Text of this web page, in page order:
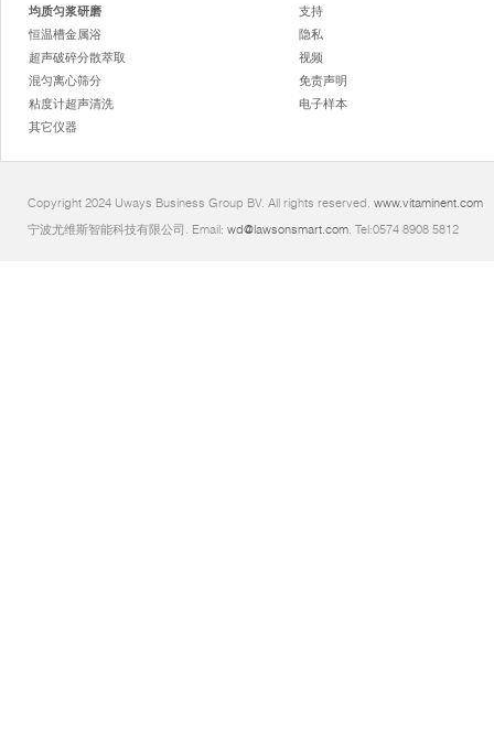
均质匀浆研磨
恒温槽金属浴
超声破碎分散萃取
混匀离心筛分
粘度计超声清洗
其它仪器
支持
隐私
视频
免责声明
电子样本
Copyright 2024 Uways Business Group BV. All rights reserved. www.vitaminent.com
宁波尤维斯智能科技有限公司. Email: wd@lawsonsmart.com. Tel:0574 8908 5812